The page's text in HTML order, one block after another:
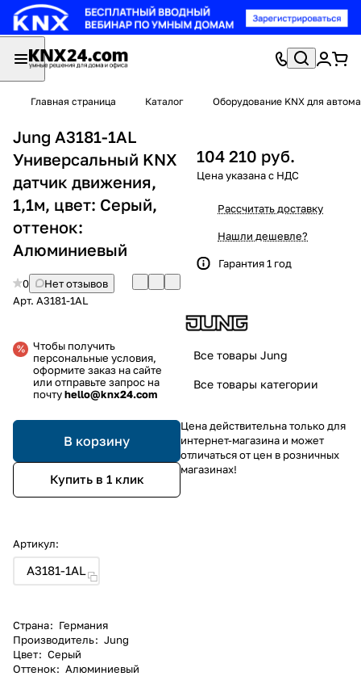
Главная страница Каталог Оборудование KNX для
Jung A3181-1AL
Универсальный KNX
датчик движения,
1,1м, цвет: Серый,
оттенок:
Алюминиевый
0
Нет отзывов
Арт. A3181-1AL
Чтобы получить
персональные условия,
оформите заказ на сайте
или отправьте запрос на
почтуhello@knx24.com
В корзину
Купить в 1 клик
Артикул:
A3181-1AL
Страна: Германия
Производитель: Jung
Цвет: Серый
Оттенок: Алюминиевый
104 210 руб.
Рассчитать доставку
Нашли дешевле?
Гарантия 1 год
Все товары Jung
Все товары категории
Цена действительна только для
интернет-магазина и может
отличаться от цен в розничных
магазинах!